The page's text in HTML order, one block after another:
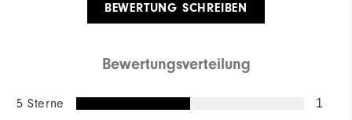
BEWERTUNG SCHREIBEN
Bewertungsverteilung
5 Sterne 1